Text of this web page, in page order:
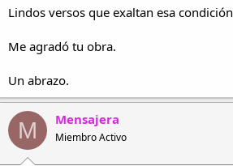
Lindos versos que exaltan esa condición
Me agradó tu obra.
Un abrazo.
M Mensajera
Miembro Activo